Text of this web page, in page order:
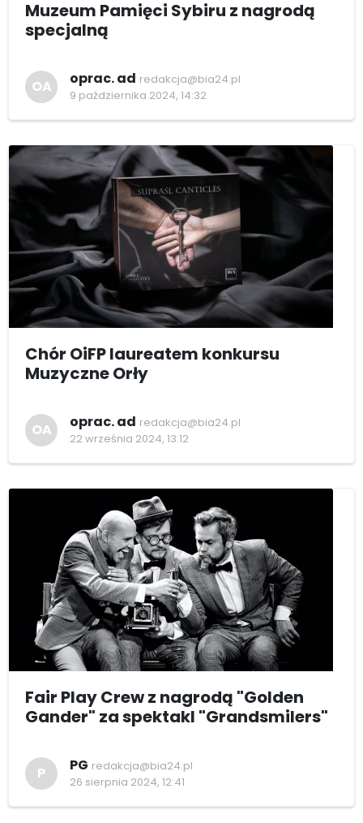
Muzeum Pamięci Sybiru z nagrodą
specjalną
OA oprac. ad redakcja@bia24.pl
9 października 2024, 14:32
Chór OiFP laureatem konkursu
Muzyczne Orły
OA oprac. ad redakcja@bia24.pl
22 września 2024, 13:12
Fair Play Crew z nagrodą "Golden
Gander" za spektakl "Grandsmilers"
P PG redakcja@bia24.pl
26 sierpnia 2024, 12:41